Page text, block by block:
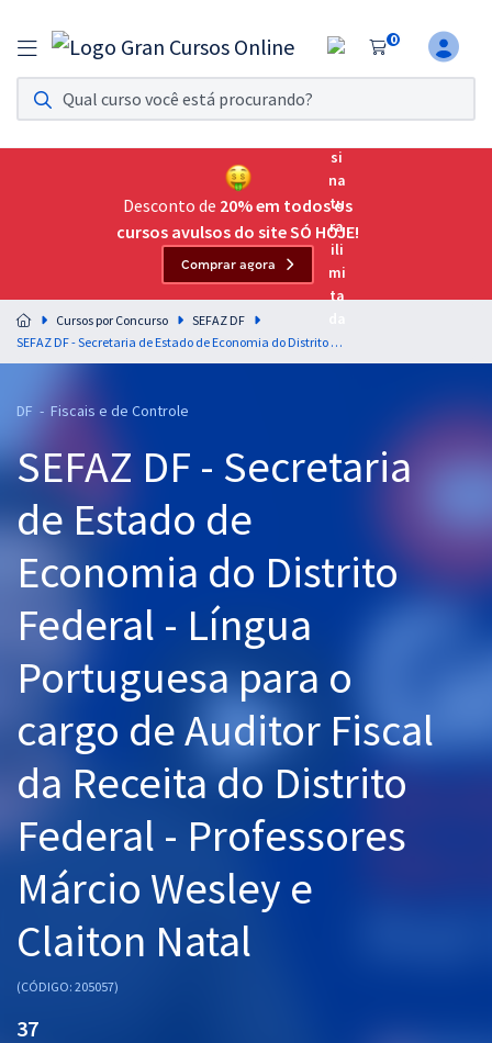
0
Assinatura Ilimitada 11
Acesso a todos os cursos. Teste grátis por 7 dias!
Assinatura OAB Até Passar
Acesso ilimitado a toda preparação para o Exame da
Residências Multiprofissionais
Preparação completa e intensiva para as principais
residências em saúde do Brasil
Cursos 20% OFF
Pós
Graduação
OAB
Aprovados
Desconto de 20% em todos os
cursos avulsos do site SÓ HOJE!
Comprar agora
Cursos por Concurso
SEFAZ DF
SEFAZ DF - Secretaria de Estado de Economia do Distrito Federal - Língua Portuguesa para o cargo de Auditor Fiscal da Receita do Distrito Federal - Professores Márcio Wesley e Claiton Natal
DF - Fiscais e de Controle
SEFAZ DF - Secretaria
de Estado de
Economia do Distrito
Federal - Língua
Portuguesa para o
cargo de Auditor Fiscal
da Receita do Distrito
Federal - Professores
Márcio Wesley e
Claiton Natal
(CÓDIGO: 205057)
37